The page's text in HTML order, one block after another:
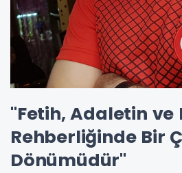
"Fetih, Adaletin ve
Rehberliğinde Bir
Dönümüdür"